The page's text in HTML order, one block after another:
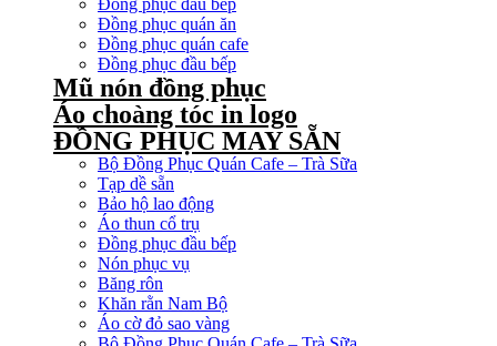
Đồng phục đầu bếp
Đồng phục quán ăn
Đồng phục quán cafe
Đồng phục đầu bếp
Mũ nón đồng phục
Áo choàng tóc in logo
ĐỒNG PHỤC MAY SẴN
Bộ Đồng Phục Quán Cafe – Trà Sữa
Tạp dề sẵn
Bảo hộ lao động
Áo thun cổ trụ
Đồng phục đầu bếp
Nón phục vụ
Băng rôn
Khăn rằn Nam Bộ
Áo cờ đỏ sao vàng